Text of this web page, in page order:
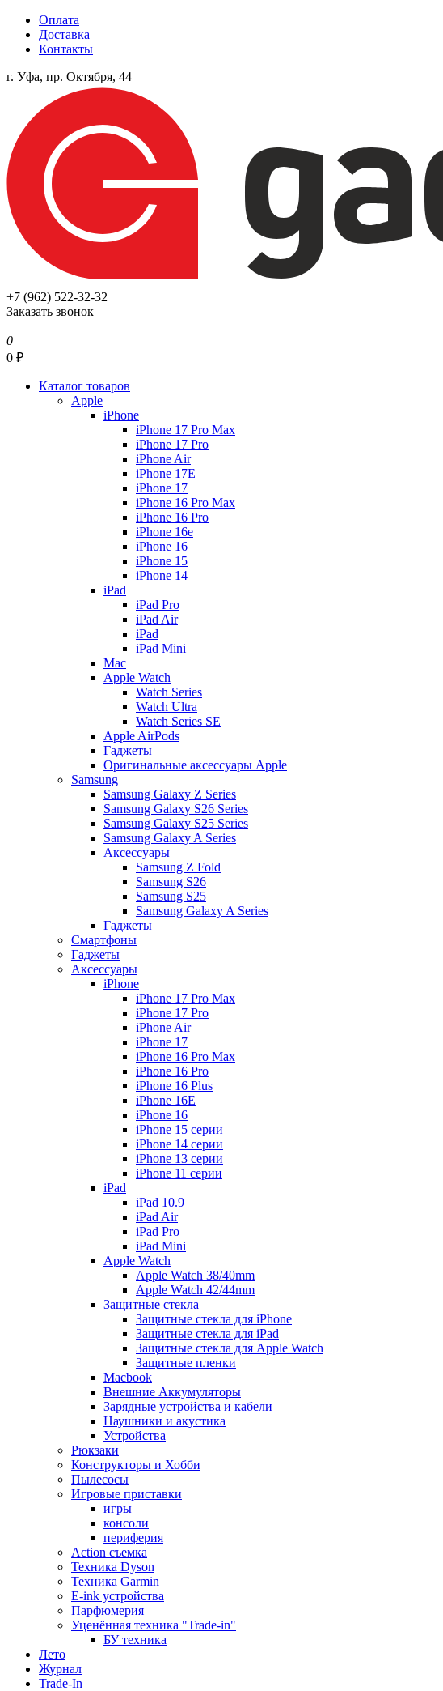
Оплата
Доставка
Контакты
г. Уфа, пр. Октября, 44
+7 (962) 522-32-32
Заказать звонок
0
0 ₽
Каталог товаров
Apple
iPhone
iPhone 17 Pro Max
iPhone 17 Pro
iPhone Air
iPhone 17E
iPhone 17
iPhone 16 Pro Max
iPhone 16 Pro
iPhone 16e
iPhone 16
iPhone 15
iPhone 14
iPad
iPad Pro
iPad Air
iPad
iPad Mini
Mac
Apple Watch
Watch Series
Watch Ultra
Watch Series SE
Apple AirPods
Гаджеты
Оригинальные аксессуары Apple
Samsung
Samsung Galaxy Z Series
Samsung Galaxy S26 Series
Samsung Galaxy S25 Series
Samsung Galaxy A Series
Аксессуары
Samsung Z Fold
Samsung S26
Samsung S25
Samsung Galaxy A Series
Гаджеты
Смартфоны
Гаджеты
Аксессуары
iPhone
iPhone 17 Pro Max
iPhone 17 Pro
iPhone Air
iPhone 17
iPhone 16 Pro Max
iPhone 16 Pro
iPhone 16 Plus
iPhone 16E
iPhone 16
iPhone 15 серии
iPhone 14 серии
iPhone 13 серии
iPhone 11 серии
iPad
iPad 10.9
iPad Air
iPad Pro
iPad Mini
Apple Watch
Apple Watch 38/40mm
Apple Watch 42/44mm
Защитные стекла
Защитные стекла для iPhone
Защитные стекла для iPad
Защитные стекла для Apple Watch
Защитные пленки
Macbook
Внешние Аккумуляторы
Зарядные устройства и кабели
Наушники и акустика
Устройства
Рюкзаки
Конструкторы и Хобби
Пылесосы
Игровые приставки
игры
консоли
периферия
Action съемка
Техника Dyson
Техника Garmin
E-ink устройства
Парфюмерия
Уценённая техника "Trade-in"
БУ техника
Лето
Журнал
Trade-In